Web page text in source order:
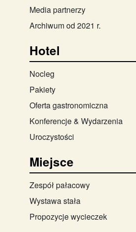
Media partnerzy
Archiwum od 2021 r.
Hotel
Nocleg
Pakiety
Oferta gastronomiczna
Konferencje & Wydarzenia
Uroczystości
Miejsce
Zespół pałacowy
Wystawa stała
Propozycje wycieczek